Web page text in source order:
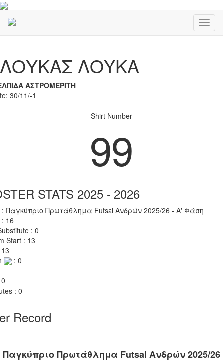
ΛΟΥΚΑΣ ΛΟΥΚΑ
ΑΣΤΡΟΜΕΡΙΤΗ
30/11/-1
Shirt Number
99
STATS 2025 - 2026
: Παγκύπριο Πρωτάθλημα Futsal Ανδρών 2025/26 - Α' Φάση
: 16
: 0
Start : 13
: 0
: 0
Record
Παγκύπριο Πρωτάθλημα Futsal Ανδρών 2025/26